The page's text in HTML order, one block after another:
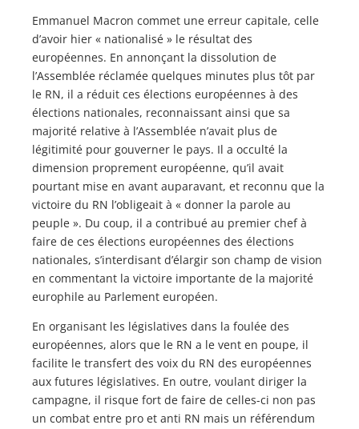
Emmanuel Macron commet une erreur capitale, celle
d’avoir hier « nationalisé » le résultat des
européennes. En annonçant la dissolution de
l’Assemblée réclamée quelques minutes plus tôt par
le RN, il a réduit ces élections européennes à des
élections nationales, reconnaissant ainsi que sa
majorité relative à l’Assemblée n’avait plus de
légitimité pour gouverner le pays. Il a occulté la
dimension proprement européenne, qu’il avait
pourtant mise en avant auparavant, et reconnu que la
victoire du RN l’obligeait à « donner la parole au
peuple ». Du coup, il a contribué au premier chef à
faire de ces élections européennes des élections
nationales, s’interdisant d’élargir son champ de vision
en commentant la victoire importante de la majorité
europhile au Parlement européen.
En organisant les législatives dans la foulée des
européennes, alors que le RN a le vent en poupe, il
facilite le transfert des voix du RN des européennes
aux futures législatives. En outre, voulant diriger la
campagne, il risque fort de faire de celles-ci non pas
un combat entre pro et anti RN mais un référendum